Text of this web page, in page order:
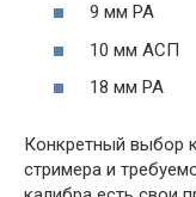
9 мм РА
10 мм АСП
18 мм РА
Конкретный выбор
стримера и